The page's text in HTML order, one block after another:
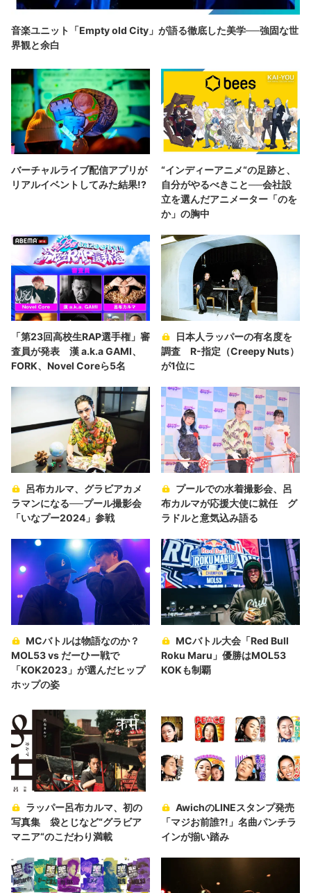
音楽ユニット「Empty old City」が語る徹底した美学──強固な世
界観と余白
バーチャルライブ配信アプリが
リアルイベントしてみた結果!?
“インディーアニメ“の足跡と、
自分がやるべきこと──会社設
立を選んだアニメーター「のを
か」の胸中
「第23回高校生RAP選手権」審
査員が発表 漢 a.k.a GAMI、
FORK、Novel Coreら5名
日本人ラッパーの有名度を
調査 R-指定（Creepy Nuts）
が1位に
呂布カルマ、グラビアカメ
ラマンになる──プール撮影会
「いなプー2024」参戦
プールでの水着撮影会、呂
布カルマが応援大使に就任 グ
ラドルと意気込み語る
MCバトルは物語なのか？
MOL53 vs だーひー戦で
「KOK2023」が選んだヒップ
ホップの姿
MCバトル大会「Red Bull
Roku Maru」優勝はMOL53
KOKも制覇
ラッパー呂布カルマ、初の
写真集 袋とじなど“グラビア
マニア“のこだわり満載
AwichのLINEスタンプ発売
「マジお前誰?!」名曲パンチラ
インが揃い踏み